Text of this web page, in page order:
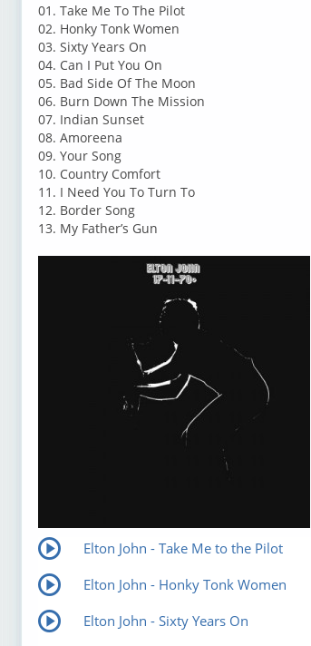
01. Take Me To The Pilot
02. Honky Tonk Women
03. Sixty Years On
04. Can I Put You On
05. Bad Side Of The Moon
06. Burn Down The Mission
07. Indian Sunset
08. Amoreena
09. Your Song
10. Country Comfort
11. I Need You To Turn To
12. Border Song
13. My Father’s Gun
Elton John - Take Me to the Pilot
Elton John - Honky Tonk Women
Elton John - Sixty Years On